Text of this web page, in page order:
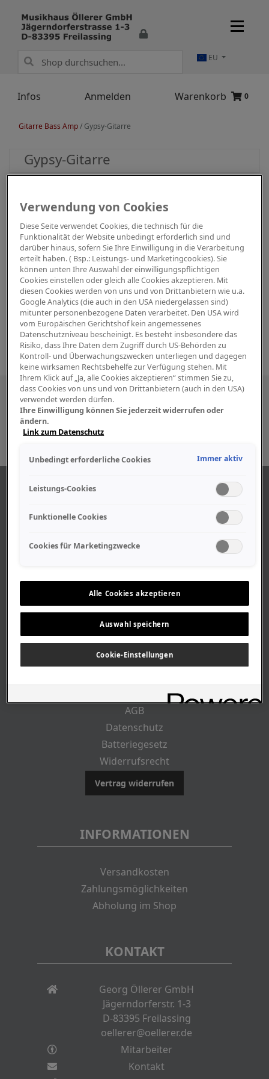
Infos Anmelden Warenkorb 0
EU
Gitarre Bass Amp/ Gypsy-Gitarre
Gypsy-Gitarre
Besuchen Sie uns auch in den sozialen
Medien
Geschäftszeiten
Stellenangebote
Geschichte
RECHTLICHES
AGB
Datenschutz
Batteriegesetz
Widerrufsrecht
Vertrag widerrufen
INFORMATIONEN
Versandkosten
Zahlungsmöglichkeiten
Abholung im Shop
KONTAKT
Georg Öllerer GmbH
Jägerndorferstr. 1-3
D-83395 Freilassing
oellerer@oellerer.de
Mitarbeiter
Kontakt
Verwendung von Cookies
Diese Seite verwendet Cookies, die technisch für die
Funktionalität der Website unbedingt erforderlich sind und
darüber hinaus, sofern Sie Ihre Einwilligung in die Verarbeitung
erteilt haben. ( Bsp.: Leistungs- und Marketingcookies). Sie
können unten Ihre Auswahl der einwilligungspflichtigen
Cookies einstellen oder gleich alle Cookies akzeptieren. Mit
diesen Cookies werden von uns und von Drittanbietern wie u.a.
Google Analytics (die auch in den USA niedergelassen sind)
mitunter personenbezogene Daten verarbeitet. Den USA wird
vom Europäischen Gerichtshof kein angemessenes
Datenschutzniveau bescheinigt. Es besteht insbesondere das
Risiko, dass Ihre Daten dem Zugriff durch US-Behörden zu
Kontroll- und Überwachungszwecken unterliegen und dagegen
keine wirksamen Rechtsbehelfe zur Verfügung stehen. Mit
Ihrem Klick auf „Ja, alle Cookies akzeptieren“ stimmen Sie zu,
dass Cookies von uns und von Drittanbietern (auch in den USA)
verwendet werden dürfen.
Ihre Einwilligung können Sie jederzeit widerrufen oder
ändern.
Link zum Datenschutz
Unbedingt erforderliche Cookies Immer aktiv
Leistungs-Cookies
Funktionelle Cookies
Cookies für Marketingzwecke
Alle Cookies akzeptieren
Auswahl speichern
Cookie-Einstellungen